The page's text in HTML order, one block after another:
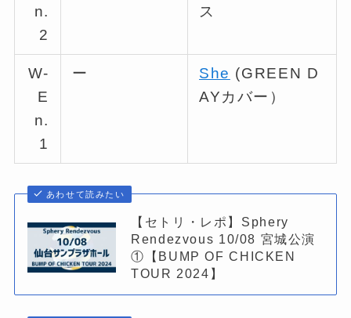
n.
2
ス
W-
E
n.
1
ー She (GREEN D
AYカバー）
あわせて読みたい
【セトリ・レポ】Sphery
Rendezvous 10/08 宮城公演
①【BUMP OF CHICKEN
TOUR 2024】